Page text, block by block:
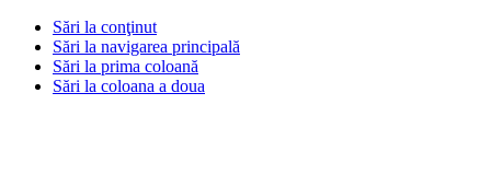
Sări la conţinut
Sări la navigarea principală
Sări la prima coloană
Sări la coloana a doua